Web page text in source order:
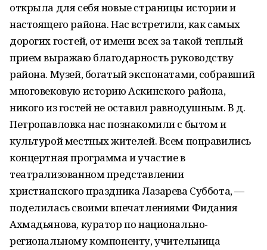
открыла для себя новые страницы истории и
настоящего района. Нас встретили, как самых
дорогих гостей, от имени всех за такой теплый
прием выражаю благодарность руководству
района. Музей, богатый экспонатами, собравший
многовековую историю Аскинского района,
никого из гостей не оставил равнодушным. В д.
Петропавловка нас познакомили с бытом и
культурой местных жителей. Всем понравились
концертная программа и участие в
театрализованном представлении
христианского праздника Лазарева Суббота, —
поделилась своими впечатлениями Фидания
Ахмадьянова, куратор по национально-
региональному компоненту, учительница